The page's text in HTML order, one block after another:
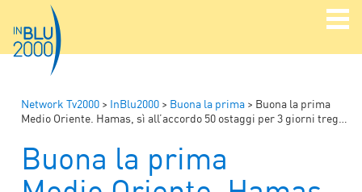
Network Tv2000 > InBlu2000 > Buona la prima > Buona la prima
Medio Oriente. Hamas, sì all’accordo 50 ostaggi per 3 giorni tregua.
Buona la prima